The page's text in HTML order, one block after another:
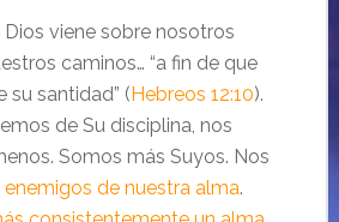
viene sobre nosotros
caminos… “a fin de que
su santidad” (Hebreos 12:10).
de Su disciplina, nos
Somos más Suyos. Nos
enemigos de nuestra alma.